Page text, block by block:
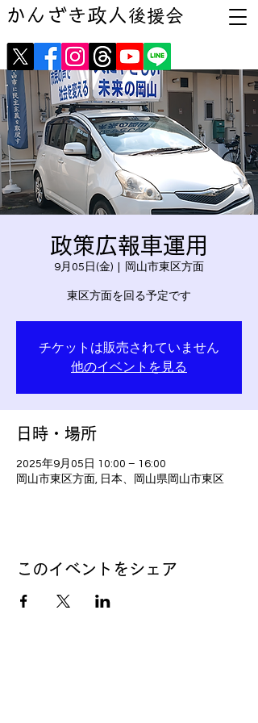
かんざき政人 後援会
政策広報車運用
9月05日(金) 岡山市東区方面
東区方面を回る予定です
チケットは販売されていません
他のイベントを見る
日時・場所
2025年9月05日 10:00 – 16:00
岡山市東区方面, 日本、岡山県岡山市東区
このイベントをシェア